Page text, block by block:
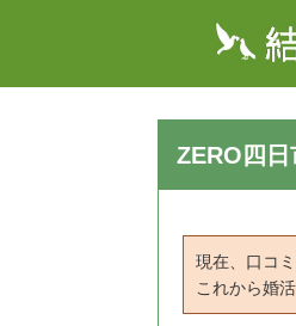
ZERO四日
現在、口コ
これから婚